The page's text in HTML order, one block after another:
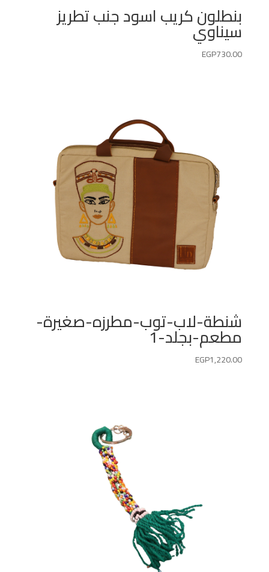
بنطلون كريب اسود جنب تطريز
سيناوي
EGP730.00
شنطة-لاب-توب-مطرزه-صغيرة-
مطعم-بجلد-1
EGP1,220.00